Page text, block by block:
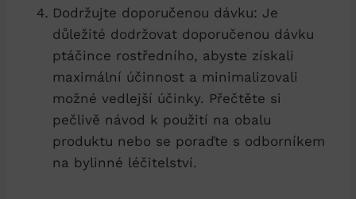
Dodržujte doporučenou dávku:⁢ Je
důležité dodržovat ‍doporučenou dávku
ptáčince rostředního, abyste ‍získali
maximální účinnost ⁤a⁤ minimalizovali ​
možné vedlejší účinky. Přečtěte​ si
pečlivě ‌návod k ⁢použití‌ na obalu ​
produktu ⁣nebo se ‌poraďte⁣ s⁤ odborníkem
na bylinné ‍léčitelství.